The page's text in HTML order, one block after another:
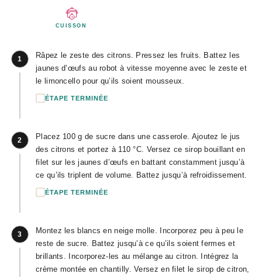
CUISSON
1
Râpez le zeste des citrons. Pressez les fruits. Battez les
jaunes d’œufs au robot à vitesse moyenne avec le zeste et
le limoncello pour qu’ils soient mousseux.
ÉTAPE TERMINÉE
2
Placez 100 g de sucre dans une casserole. Ajoutez le jus
des citrons et portez à 110 °C. Versez ce sirop bouillant en
filet sur les jaunes d’œufs en battant constamment jusqu’à
ce qu’ils triplent de volume. Battez jusqu’à refroidissement.
ÉTAPE TERMINÉE
3
Montez les blancs en neige molle. Incorporez peu à peu le
reste de sucre. Battez jusqu’à ce qu’ils soient fermes et
brillants. Incorporez-les au mélange au citron. Intégrez la
crème montée en chantilly. Versez en filet le sirop de citron,